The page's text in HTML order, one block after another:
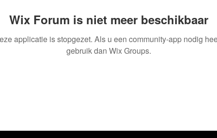
Wix Forum is niet meer beschikbaar
applicatie is stopgezet. Als u een community-app nodig
gebruik dan Wix Groups.